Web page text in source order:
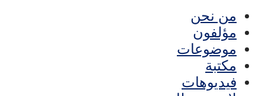
من نحن
مؤلفون
موضوعات
مكتبة
فيديوهات